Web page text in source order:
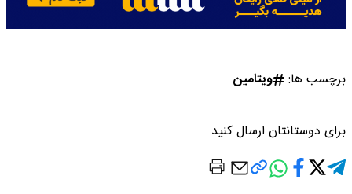
برچسب ها: ویتامین
برای دوستانتان ارسال کنید